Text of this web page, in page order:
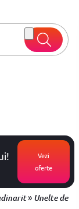
Vezi
oferte
» Unelte de